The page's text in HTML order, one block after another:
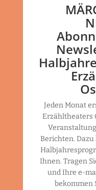
Jeden Monat
Erzähltheaters
Berichten.
Ihnen. Tragen
und Ihre e-
bekommen